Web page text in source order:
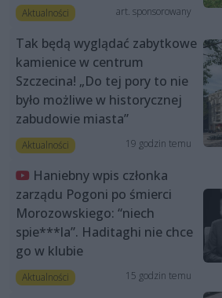
Aktualności art. sponsorowany
Tak będą wyglądać zabytkowe
kamienice w centrum
Szczecina! „Do tej pory to nie
było możliwe w historycznej
zabudowie miasta”
Aktualności 19 godzin temu
Haniebny wpis członka
zarządu Pogoni po śmierci
Morozowskiego: “niech
spie***la”. Haditaghi nie chce
go w klubie
Aktualności 15 godzin temu